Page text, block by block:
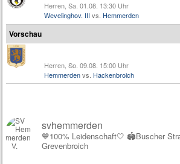
Herren, Sa. 01.08. 13:30 Uhr
Wevelinghov. IIIvs. Hemmerden
Vorschau
Herren, So. 09.08. 15:00 Uhr
Hemmerdenvs. Hackenbroich
svhemmerden
💙100% Leidenschaft🤍 🏟️Buscher
Grevenbroich